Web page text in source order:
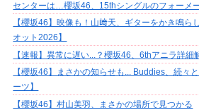
センターは…櫻坂46、15thシングルのフォーメ
【櫻坂46】映像も！山﨑天、ギターをかき鳴ら
オット2026】
【速報】異常に遅い...？櫻坂46、6thアニラ詳細
【櫻坂46】まさかの知らせも... Buddies、続々
ーツ】
【櫻坂46】村山美羽、まさかの場所で見つかる